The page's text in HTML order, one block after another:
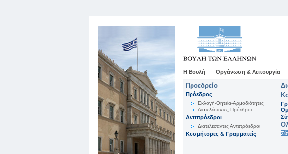
Η Βουλή Οργάνωση & Λειτουργία
Προεδρείο
Πρόεδρος
Εκλογή-Θητεία-Αρμοδιότητες
Διατελέσαντες Πρόεδροι
Αντιπρόεδροι
Διατελέσαντες Αντιπρόεδροι
Κοσμήτορες & Γραμματείς